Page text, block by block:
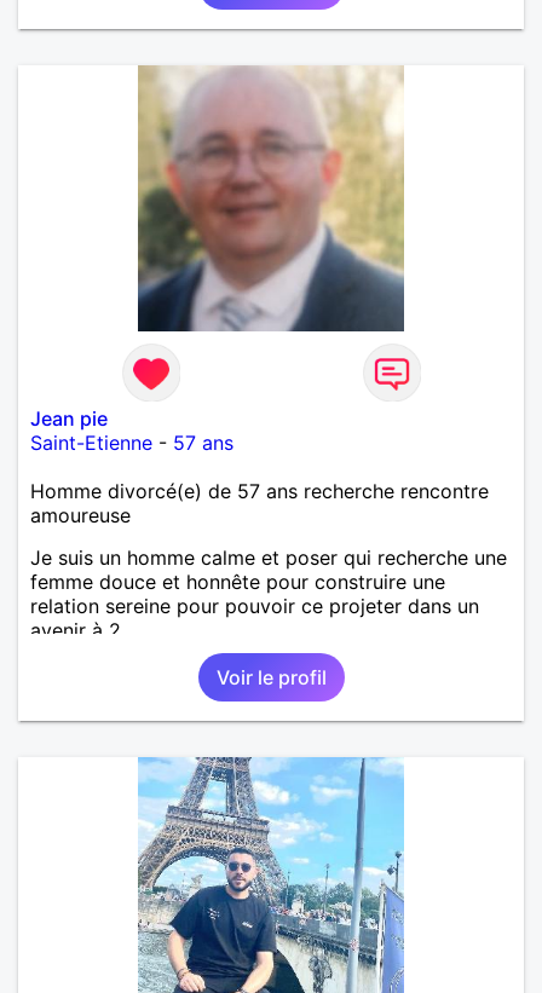
Jean pie
Saint-Etienne - 57 ans
Homme divorcé(e) de 57 ans recherche rencontre
amoureuse
Je suis un homme calme et poser qui recherche une
femme douce et honnête pour construire une
relation sereine pour pouvoir ce projeter dans un
avenir à 2
Voir le profil